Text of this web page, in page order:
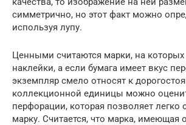
симметрично, но этот факт можно
используя лупу.
Ценными считаются марки, на которых
наклейки, а если бумага имеет вкус
экземпляр смело относят к
коллекционной единицы можно
перфорации, которая позволяет легко
марку. Считается, что марка, имеющая